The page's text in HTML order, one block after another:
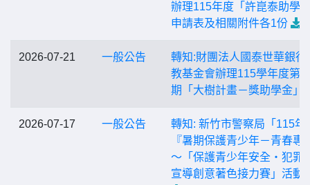
辦理115年度「許崑泰助學
申請表及相關附件各1份
2026-07-21 一般公告
轉知:財團法人國泰世華銀行
教基金會辦理115學年度第1
期「大樹計畫－獎助學金」
2026-07-17 一般公告
轉知: 新竹市警察局「115年
『暑期保護青少年－青春專
〜「保護青少年安全‧犯罪
宣導創意著色接力賽」活動